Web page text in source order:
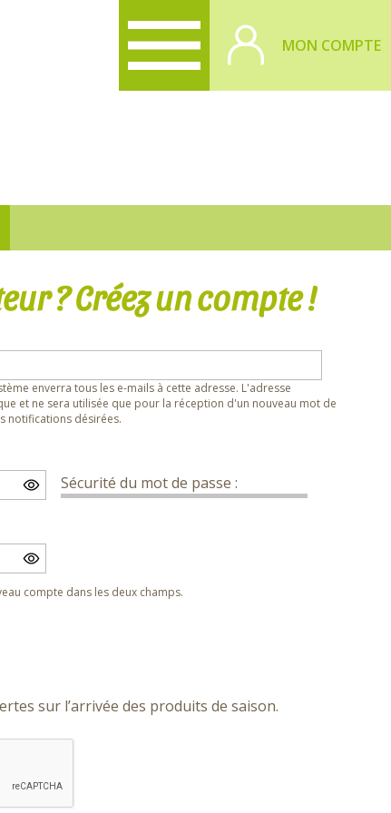
MON COMPTE
? Créez un compte !
enverra tous les e-mails à cette adresse. L'adresse
et ne sera utilisée que pour la réception d'un nouveau mot de
notifications désirées.
Sécurité du mot de passe :
compte dans les deux champs.
sur l’arrivée des produits de saison.